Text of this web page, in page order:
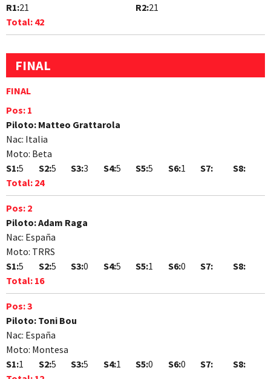
R1:21 R2:21
Total: 42
FINAL
FINAL
Pos: 1
Piloto: Matteo Grattarola
Nac: Italia
Moto: Beta
S1:5 S2:5 S3:3 S4:5 S5:5 S6:1 S7:
S8:
Total: 24
Pos: 2
Piloto:Adam Raga
Nac: España
Moto: TRRS
S1:5 S2:5 S3:0 S4:5 S5:1 S6:0 S7:
S8:
Total: 16
Pos:3
Piloto: Toni Bou
Nac: España
Moto: Montesa
S1:1 S2:5 S3:5 S4:1 S5:0 S6:0 S7:
S8: